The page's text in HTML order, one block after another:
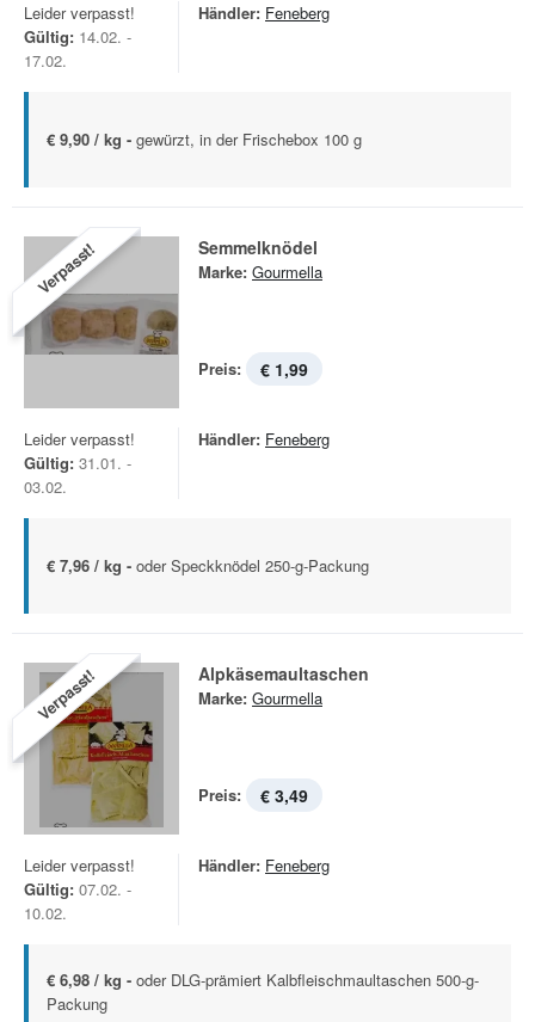
Leider verpasst!
Gültig: 14.02. -
17.02.
Händler: Feneberg
€ 9,90 / kg - gewürzt, in der Frischebox 100 g
Verpasst! Semmelknödel
Marke: Gourmella
Preis: € 1,99
Leider verpasst!
Gültig: 31.01. -
03.02.
Händler: Feneberg
€ 7,96 / kg - oder Speckknödel 250-g-Packung
Verpasst! Alpkäsemaultaschen
Marke: Gourmella
Preis: € 3,49
Leider verpasst!
Gültig: 07.02. -
10.02.
Händler: Feneberg
€ 6,98 / kg - oder DLG-prämiert Kalbfleischmaultaschen 500-g-
Packung